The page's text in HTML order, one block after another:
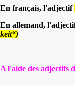
En français, l'adjectif
En allemand,
keit“)
A l'aide des adjectifs